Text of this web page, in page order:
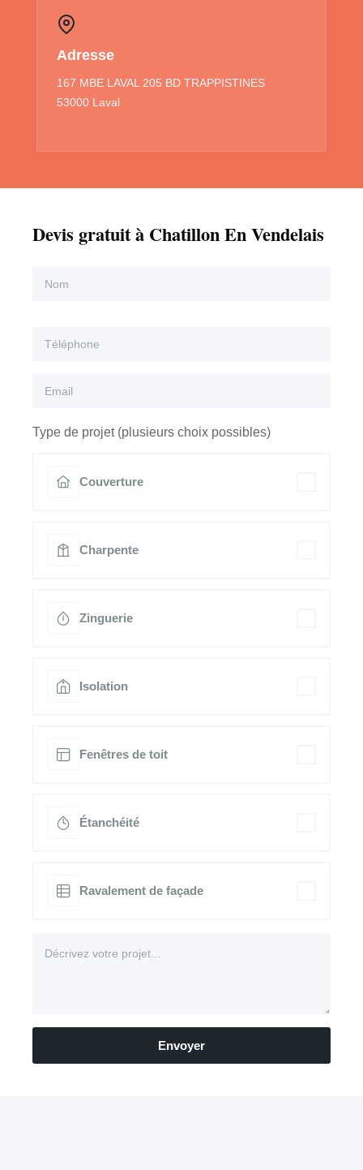
Adresse
167 MBE LAVAL 205 BD TRAPPISTINES
53000 Laval
Devis gratuit à Chatillon En Vendelais
Type de projet (plusieurs choix possibles)
Couverture
Charpente
Zinguerie
Isolation
Fenêtres de toit
Étanchéité
Ravalement de façade
Envoyer